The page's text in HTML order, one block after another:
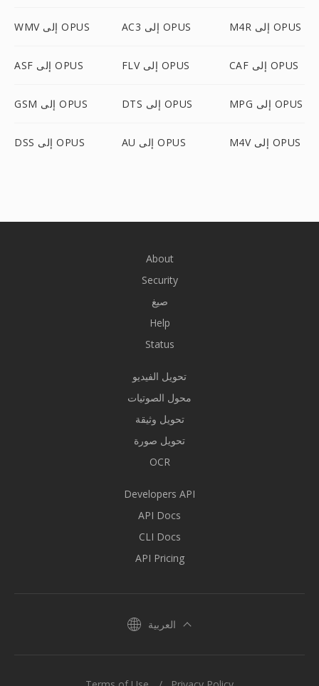
WMV إلى OPUS AC3 إلى OPUS M4R إلى OPUS
ASF إلى OPUS FLV إلى OPUS CAF إلى OPUS
GSM إلى OPUS DTS إلى OPUS MPG إلى OPUS
DSS إلى OPUS AU إلى OPUS M4V إلى OPUS
About
Security
صيغ
Help
Status
تحويل الفيديو
محول الصوتيات
تحويل وثيقة
تحويل صورة
OCR
Developers API
API Docs
CLI Docs
API Pricing
العربية